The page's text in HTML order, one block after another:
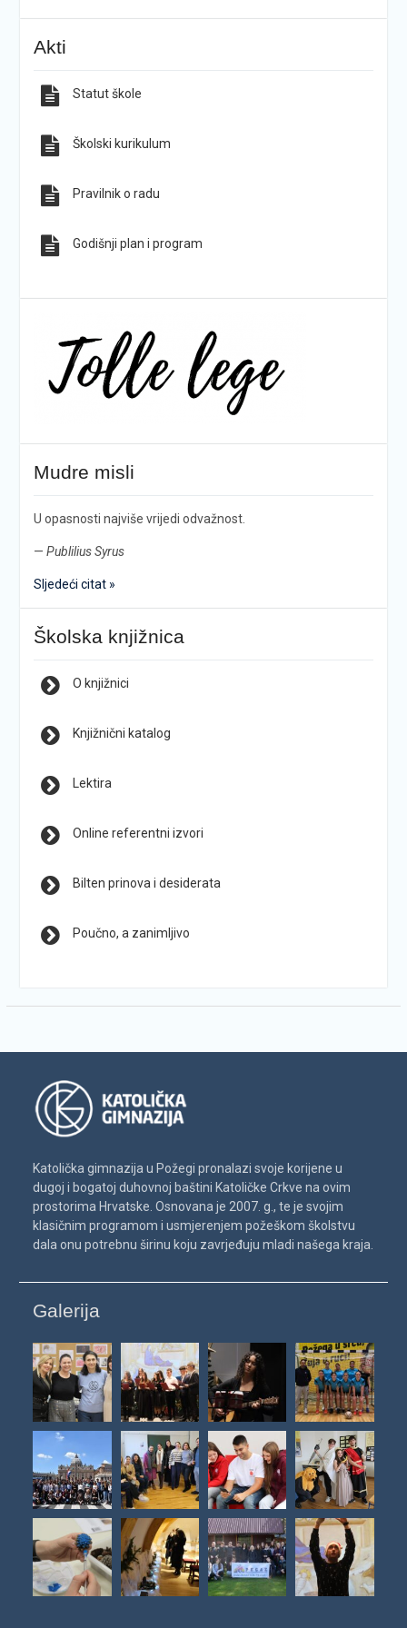
Akti
Statut škole
Školski kurikulum
Pravilnik o radu
Godišnji plan i program
Mudre misli
U opasnosti najviše vrijedi odvažnost.
— Publilius Syrus
Sljedeći citat »
Školska knjižnica
O knjižnici
Knjižnični katalog
Lektira
Online referentni izvori
Bilten prinova i desiderata
Poučno, a zanimljivo
Katolička gimnazija u Požegi pronalazi svoje korijene u
dugoj i bogatoj duhovnoj baštini Katoličke Crkve na ovim
prostorima Hrvatske. Osnovana je 2007. g., te je svojim
klasičnim programom i usmjerenjem požeškom školstvu
dala onu potrebnu širinu koju zavrjeđuju mladi našega kraja.
Galerija